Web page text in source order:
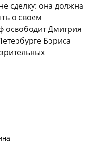
сделку: она должна
о своём
освободит Дмитрия
Бориса